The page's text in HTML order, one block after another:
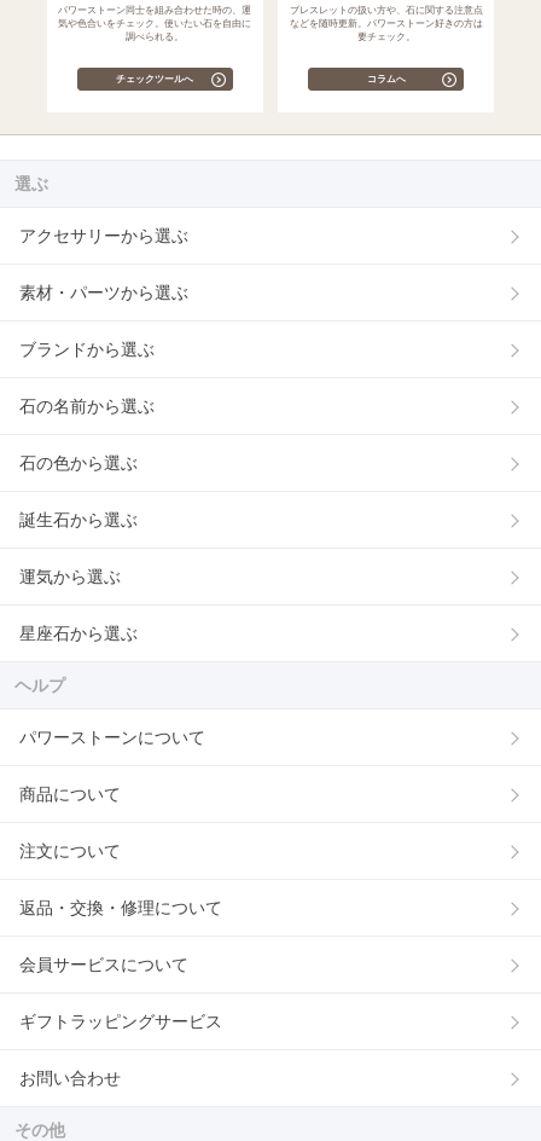
パワーストーン同士を組み合わせた時の、運
気や色合いをチェック。使いたい石を自由に
調べられる。
チェックツールへ
ブレスレットの扱い方や、石に関する注意点
などを随時更新。パワーストーン好きの方は
要チェック。
コラムへ
選ぶ
アクセサリーから選ぶ
素材・パーツから選ぶ
ブランドから選ぶ
石の名前から選ぶ
石の色から選ぶ
誕生石から選ぶ
運気から選ぶ
星座石から選ぶ
ヘルプ
パワーストーンについて
商品について
注文について
返品・交換・修理について
会員サービスについて
ギフトラッピングサービス
お問い合わせ
その他